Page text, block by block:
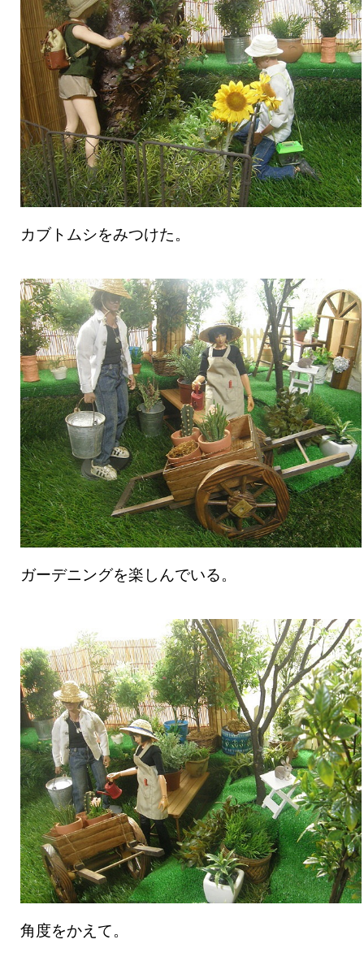
カブトムシをみつけた。
ガーデニングを楽しんでいる。
角度をかえて。